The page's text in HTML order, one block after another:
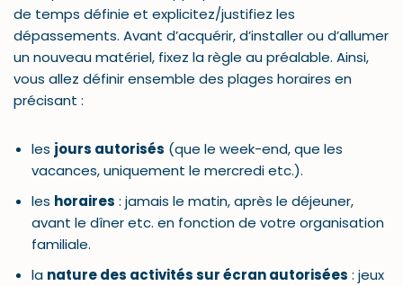
de temps définie et explicitez/justifiez les
dépassements. Avant d’acquérir, d’installer ou d’allumer
un nouveau matériel, fixez la règle au préalable. Ainsi,
vous allez définir ensemble des plages horaires en
précisant :
les jours autorisés (que le week-end, que les
vacances, uniquement le mercredi etc.).
les horaires : jamais le matin, après le déjeuner,
avant le dîner etc. en fonction de votre organisation
familiale.
la nature des activités sur écran autorisées : jeux